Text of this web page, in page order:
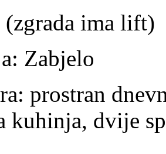
(zgrada ima lift)
Zabjelo
prostran
kuhinja, dvije